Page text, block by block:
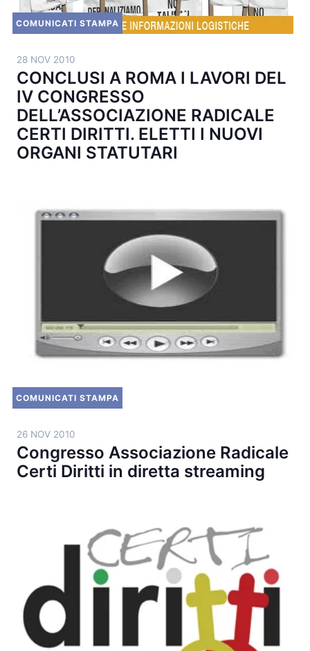
COMUNICATI STAMPA
28 NOV 2010
CONCLUSI A ROMA I LAVORI DEL
IV CONGRESSO
DELL’ASSOCIAZIONE RADICALE
CERTI DIRITTI. ELETTI I NUOVI
ORGANI STATUTARI
COMUNICATI STAMPA
26 NOV 2010
Congresso Associazione Radicale
Certi Diritti in diretta streaming